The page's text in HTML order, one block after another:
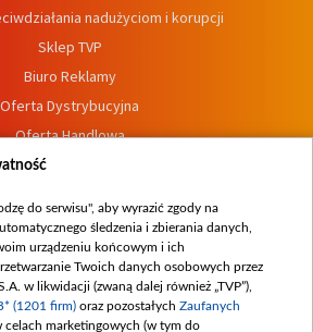
nadużyciom i korupcji
Sklep TVP
Biuro Reklamy
Oferta Dystrybucyjna
Oferta Handlowa
Dostępność
zgłoszeń wewnętrznych
do serwisu", aby wyrazić zgody na
śledzenia i zbierania danych,
urządzeniu końcowym i ich
Twoich danych osobowych przez
w likwidacji (zwaną dalej również „TVP”),
(1201 firm) oraz pozostałych Zaufanych
celach marketingowych (w tym do